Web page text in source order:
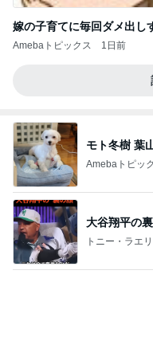
嫁の子育てに毎回ダメ出し
Amebaトピックス 1日前
モト冬樹 葉
Amebaトピッ
大谷翔平の
トニー・ラエ